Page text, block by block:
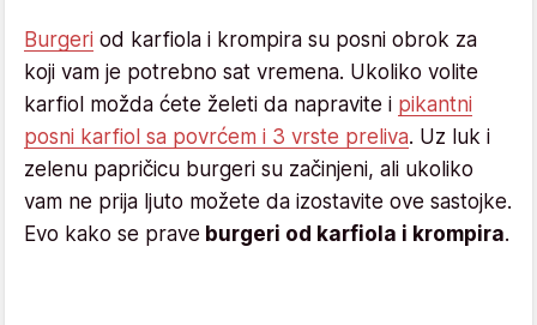
Burgeri od karfiola i krompira su posni obrok za
koji vam je potrebno sat vremena. Ukoliko volite
karfiol možda ćete želeti da napravite i pikantni
posni karfiol sa povrćem i 3 vrste preliva. Uz luk i
zelenu papričicu burgeri su začinjeni, ali ukoliko
vam ne prija ljuto možete da izostavite ove sastojke.
Evo kako se prave burgeri od karfiola i krompira.